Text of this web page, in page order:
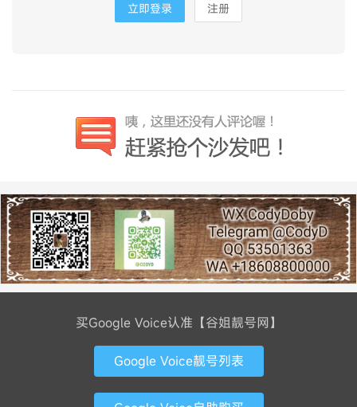
立即登录 注册
买Google Voice认准【谷姐靓号网】
Google Voice靓号列表